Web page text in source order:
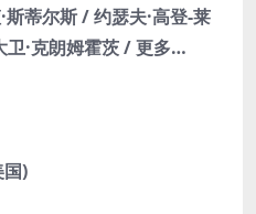
蒂尔斯 / 约瑟夫·高登-莱
卫·克朗姆霍茨 / 更多…
)